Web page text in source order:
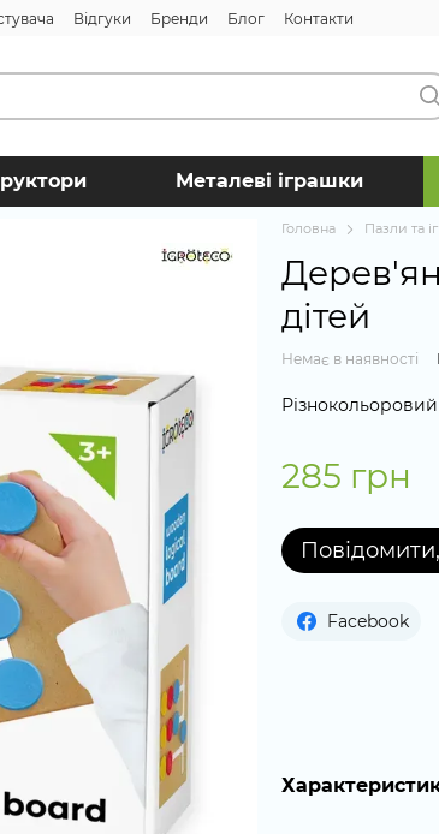
Відгуки Бренди Блог Контакти
Металеві іграшки
Головна Пазли та
дітей
Немає в наявності
285 грн
Facebook